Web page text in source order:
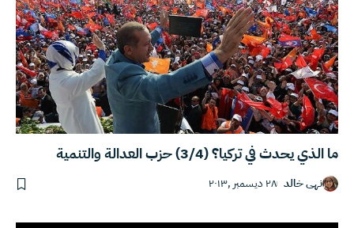
ما الذي يحدث في تركيا؟ (3/4) حزب العدالة والتنمية
نهى خالد ٢٨ ديسمبر ,٢٠١٣